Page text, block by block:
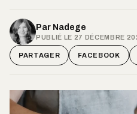
Par Nadege
PUBLIÉ LE 27 DÉCEMBRE
PARTAGER FACEBOOK